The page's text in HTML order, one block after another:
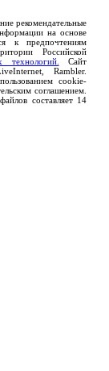
рекомендательные
на основе
к предпочтениям
Российской
технологий.
Сайт
Rambler.
cookie-
соглашением.
составляет 14